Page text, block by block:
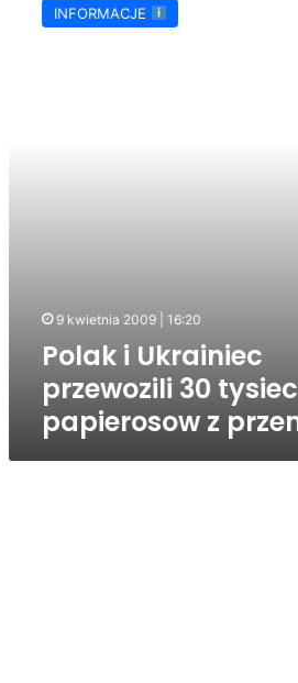
UkrainiecINFORMACJE
9 kwietnia 2009 | 16:20
Polak i Ukrainiec
przewozili 30
papierosow z